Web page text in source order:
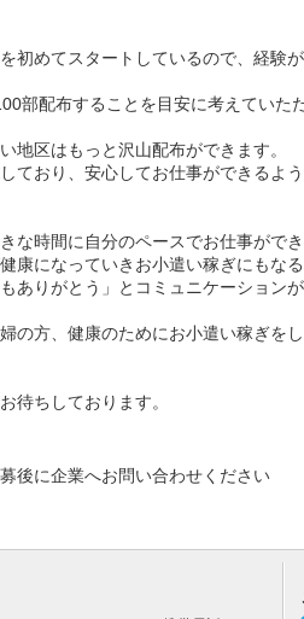
初めてスタートしているので、経験
部配布することを目安に考えていた
地区はもっと沢山配布ができます。
ており、安心してお仕事ができるよ
な時間に自分のペースでお仕事ができ
康になっていきお小遣い稼ぎにもなる
ありがとう」とコミュニケーションが
の方、健康のためにお小遣い稼ぎを
待ちしております。
後に企業へお問い合わせください